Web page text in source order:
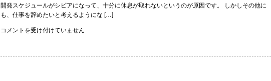
開発スケジュールがシビアになって、十分に休息が取れないというのが原因です。 しかしその他に
も、仕事を辞めたいと考えるようにな […]
直
る
コメントを受け付けていません